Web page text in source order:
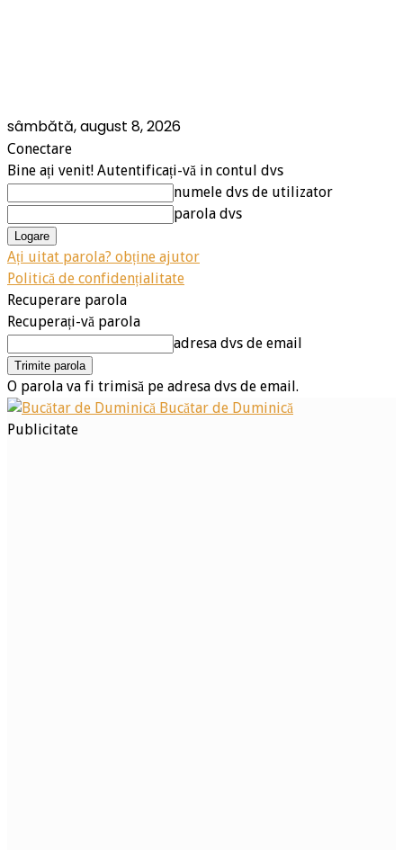
sâmbătă, august 8, 2026
Conectare
Bine ați venit! Autentificați-vă in contul dvs
numele dvs de utilizator
parola dvs
Ați uitat parola? obține ajutor
Politică de confidențialitate
Recuperare parola
Recuperați-vă parola
adresa dvs de email
O parola va fi trimisă pe adresa dvs de email.
Bucătar de Duminică
Publicitate